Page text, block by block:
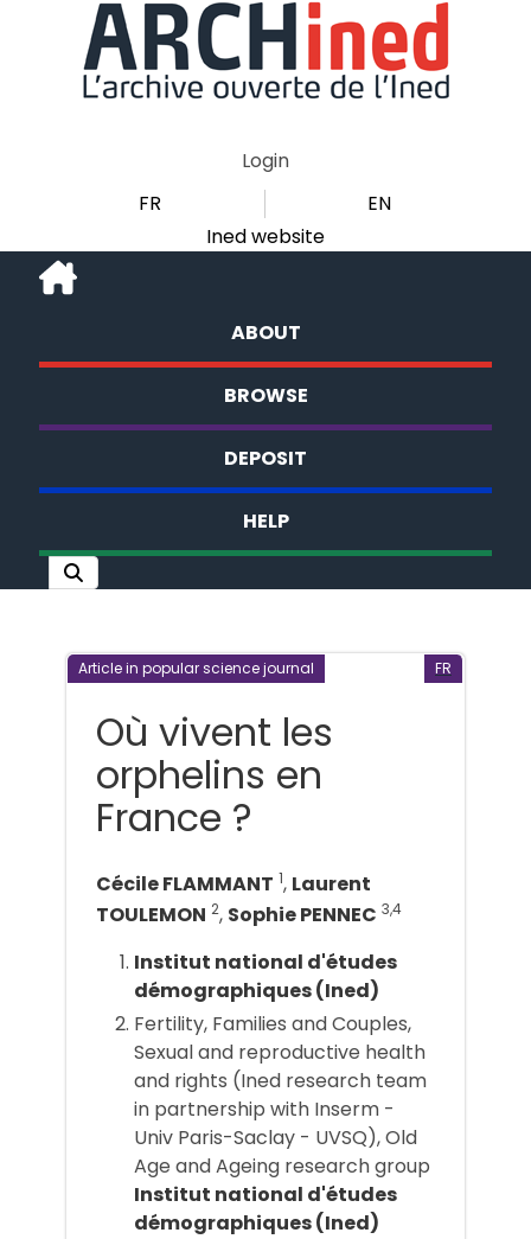
Login
FR
EN
Ined website
ABOUT
BROWSE
DEPOSIT
HELP
Article in popular science journal FR
Où vivent les
orphelins en
France ?
Cécile FLAMMANT 1, Laurent
TOULEMON 2, Sophie PENNEC 3,4
Institut national d'études
démographiques (Ined)
Fertility, Families and Couples,
Sexual and reproductive health
and rights (Ined research team
in partnership with Inserm -
Univ Paris-Saclay - UVSQ), Old
Age and Ageing research group
Institut national d'études
démographiques (Ined)